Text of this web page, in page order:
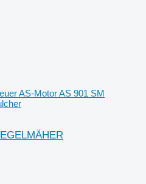
AS-Motor AS 901 SM